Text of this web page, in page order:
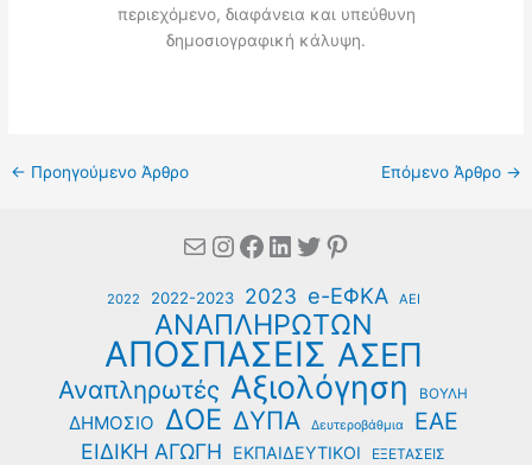
περιεχόμενο, διαφάνεια και υπεύθυνη
δημοσιογραφική κάλυψη.
← Προηγούμενο Άρθρο Επόμενο Άρθρο →
MailInstagram
Facebook
Linkedin
Twitter
Pinterest
2022 2022-2023 2023 e-ΕΦΚΑ ΑΕΙ
ΑΝΑΠΛΗΡΩΤΩΝ
ΑΠΟΣΠΑΣΕΙΣ ΑΣΕΠ
Αναπληρωτές Αξιολόγηση ΒΟΥΛΗ
ΔΗΜΟΣΙΟ ΔΟΕ ΔΥΠΑ Δευτεροβάθμια ΕΑΕ
ΕΙΔΙΚΗ ΑΓΩΓΗ ΕΚΠΑΙΔΕΥΤΙΚΟΙ ΕΞΕΤΑΣΕΙΣ